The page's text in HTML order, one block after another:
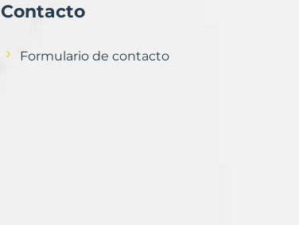
Contacto
Formulario de contacto